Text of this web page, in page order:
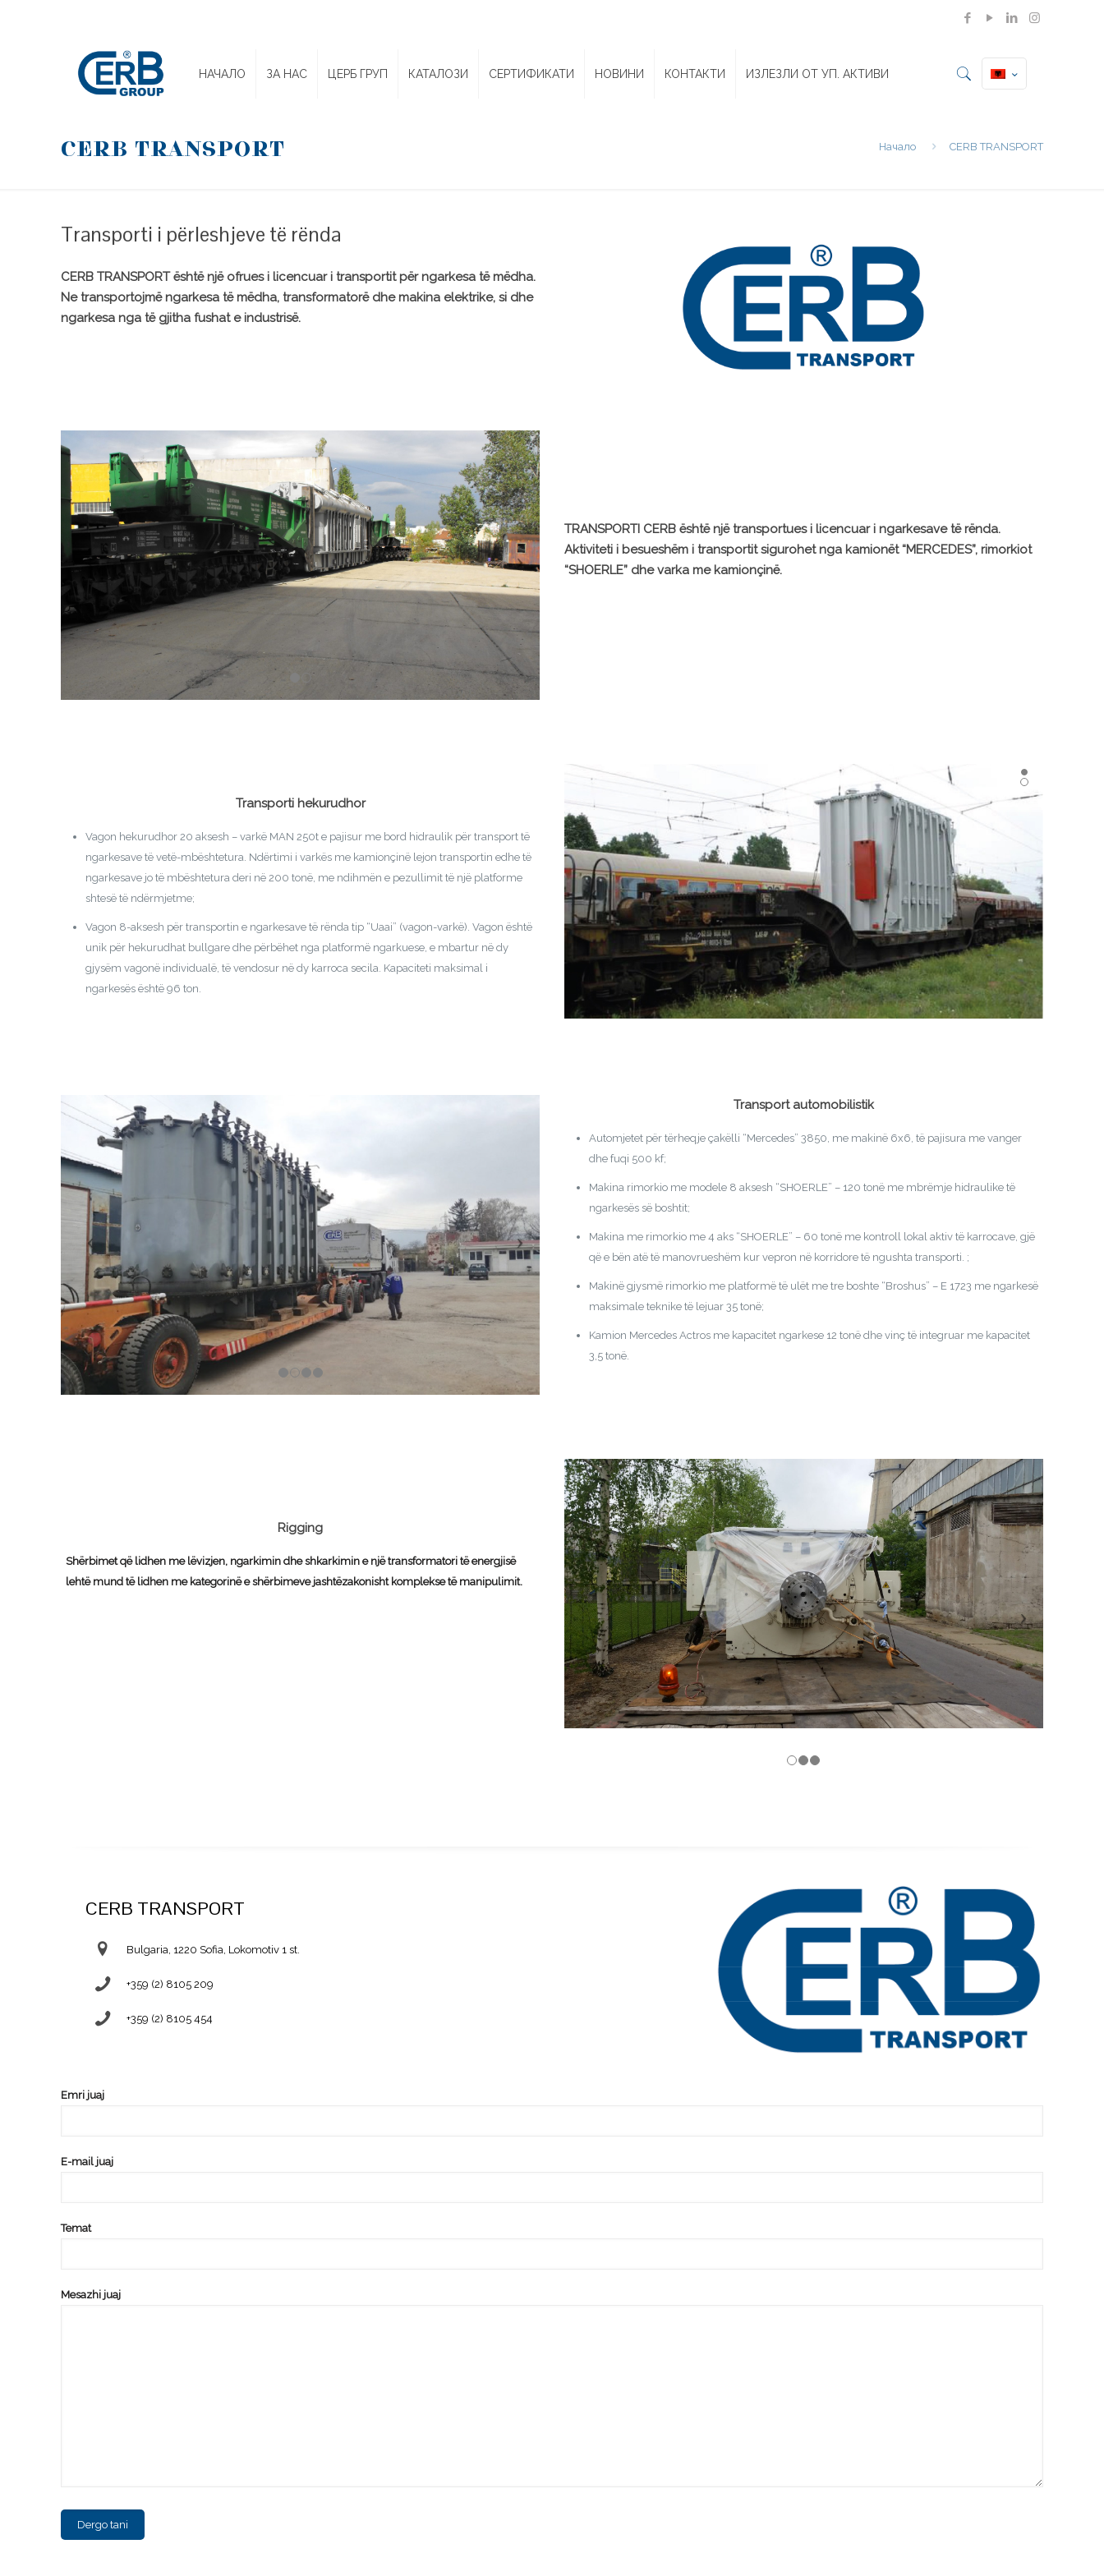
НАЧАЛО ЗА НАС ЦЕРБ ГРУП КАТАЛОЗИ СЕРТИФИКАТИ НОВИНИ КОНТАКТИ ИЗЛЕЗЛИ ОТ УП. АКТИВИ
CERB TRANSPORT Начало CERB TRANSPORT
Transporti i përleshjeve të rënda
CERB TRANSPORT është një ofrues i licencuar i transportit për ngarkesa të mëdha.
Ne transportojmë ngarkesa të mëdha, transformatorë dhe makina elektrike, si dhe
ngarkesa nga të gjitha fushat e industrisë.
TRANSPORTI CERB është një transportues i licencuar i ngarkesave të rënda.
Aktiviteti i besueshëm i transportit sigurohet nga kamionët “MERCEDES”, rimorkiot
“SHOERLE” dhe varka me kamionçinë.
Transporti hekurudhor
Vagon hekurudhor 20 aksesh – varkë MAN 250t e pajisur me bord hidraulik për transport të
ngarkesave të vetë-mbështetura. Ndërtimi i varkës me kamionçinë lejon transportin edhe të
ngarkesave jo të mbështetura deri në 200 tonë, me ndihmën e pezullimit të një platforme
shtesë të ndërmjetme;
Vagon 8-aksesh për transportin e ngarkesave të rënda tip “Uaai” (vagon-varkë). Vagon është
unik për hekurudhat bullgare dhe përbëhet nga platformë ngarkuese, e mbartur në dy
gjysëm vagonë ​​individualë, të vendosur në dy karroca secila. Kapaciteti maksimal i
ngarkesës është 96 ton.
Transport automobilistik
Automjetet për tërheqje çakëlli “Мercedes” 3850, me makinë 6х6, të pajisura me vanger
dhe fuqi 500 kf;
Makina rimorkio me modele 8 aksesh “SHOERLE” – 120 tonë me mbrëmje hidraulike të
ngarkesës së boshtit;
Makina me rimorkio me 4 aks “SHOERLE” – 60 tonë me kontroll lokal aktiv të karrocave, gjë
që e bën atë të manovrueshëm kur vepron në korridore të ngushta transporti. ;
Makinë gjysmë rimorkio me platformë të ulët me tre boshte “Broshus” – E 1723 me ngarkesë
maksimale teknike të lejuar 35 tonë;
Kamion Mercedes Actros me kapacitet ngarkese 12 tonë dhe vinç të integruar me kapacitet
3,5 tonë.
Rigging
Shërbimet që lidhen me lëvizjen, ngarkimin dhe shkarkimin e një transformatori të energjisë
lehtë mund të lidhen me kategorinë e shërbimeve jashtëzakonisht komplekse të manipulimit.
CERB TRANSPORT
Bulgaria, 1220 Sofia, Lokomotiv 1 st.
+359 (2) 8105 209
+359 (2) 8105 454
Emri juaj
E-mail juaj
Temat
Mesazhi juaj